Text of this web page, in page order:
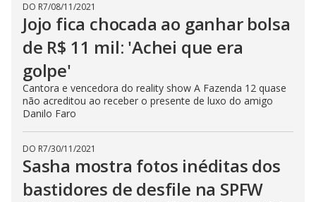
DO R7/08/11/2021
Jojo fica chocada ao ganhar bolsa
de R$ 11 mil: 'Achei que era
golpe'
Cantora e vencedora do reality show A Fazenda 12 quase
não acreditou ao receber o presente de luxo do amigo
Danilo Faro
DO R7/30/11/2021
Sasha mostra fotos inéditas dos
bastidores de desfile na SPFW